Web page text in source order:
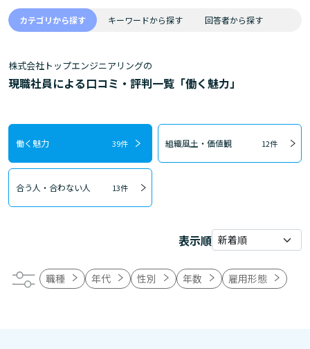
カテゴリから探す キーワードから探す 回答者から探す
株式会社トップエンジニアリングの
現職社員による口コミ・評判一覧「働く魅力」
働く魅力 39件 組織風土・価値観 12件
合う人・合わない人 13件
表示順
職種 年代 性別 年数 雇用形態